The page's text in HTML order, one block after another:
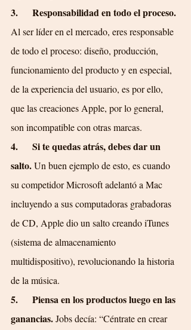
3.      Responsabilidad en todo el proceso.
Al ser líder en el mercado, eres responsable
de todo el proceso: diseño, producción,
funcionamiento del producto y en especial,
de la experiencia del usuario, es por ello,
que las creaciones Apple, por lo general,
son incompatible con otras marcas.
4.      Si te quedas atrás, debes dar un
salto. Un buen ejemplo de esto, es cuando
su competidor Microsoft adelantó a Mac
incluyendo a sus computadoras grabadoras
de CD, Apple dio un salto creando iTunes
(sistema de almacenamiento
multidispositivo), revolucionando la historia
de la música.
5.      Piensa en los productos luego en las
ganancias. Jobs decía: “Céntrate en crear